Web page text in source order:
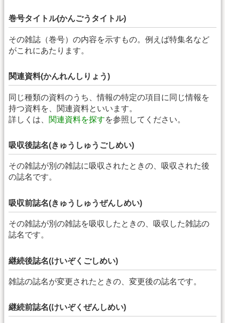
巻号タイトル(かんごうタイトル)
その雑誌（巻号）の内容を示すもの。例えば特集名など
がこれにあたります。
関連資料(かんれんしりょう)
同じ種類の資料のうち、情報の特定の項目に同じ情報を
持つ資料を、関連資料といいます。
詳しくは、 関連資料を探すを参照してください。
吸収後誌名(きゅうしゅうごしめい)
その雑誌が別の雑誌に吸収されたときの、吸収された後
の誌名です。
吸収前誌名(きゅうしゅうぜんしめい)
その雑誌が別の雑誌を吸収したときの、吸収した雑誌の
誌名です。
継続後誌名(けいぞくごしめい)
雑誌の誌名が変更されたときの、変更後の誌名です。
継続前誌名(けいぞくぜんしめい)